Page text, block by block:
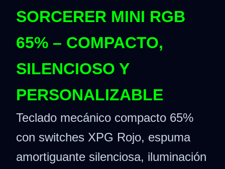
SORCERER MINI RGB
65% – COMPACTO,
SILENCIOSO Y
PERSONALIZABLE
Teclado mecánico compacto 65%
con switches XPG Rojo, espuma
amortiguante silenciosa, iluminación